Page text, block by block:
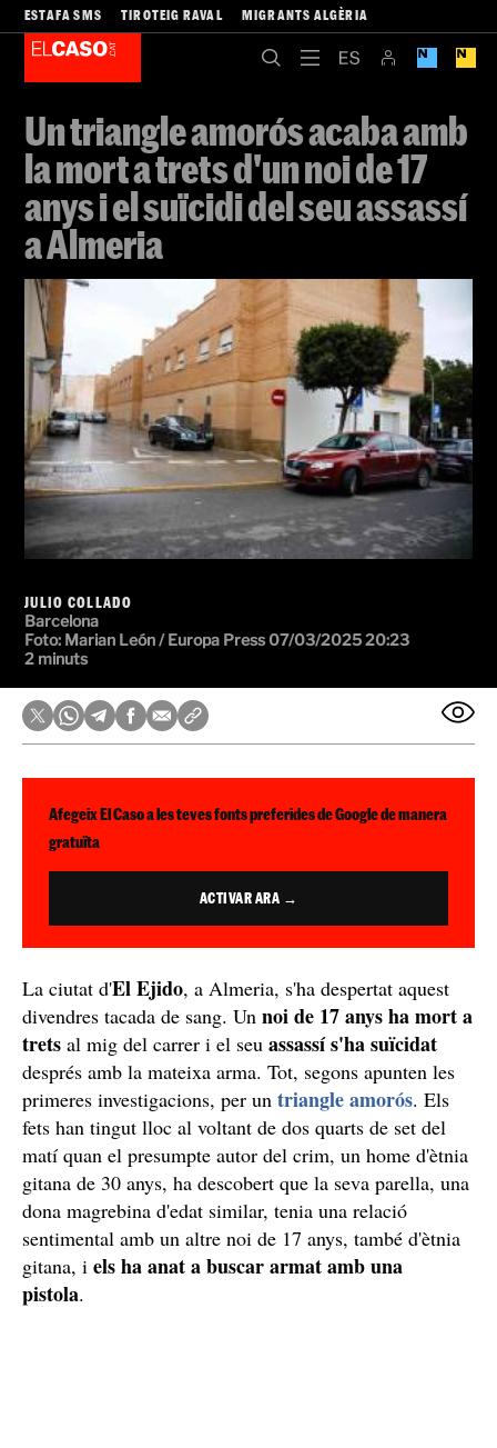
ESTAFA SMS TIROTEIG RAVAL MIGRANTS ALGÈRIA
Un triangle amorós acaba amb
la mort a trets d'un noi de 17
anys i el suïcidi del seu assassí
a Almeria
JULIO COLLADO
Barcelona
Foto: Marian León / Europa Press07/03/2025 20:23
2 minuts
Afegeix El Caso a les teves fonts preferides de Google de manera
gratuïta
ACTIVAR ARA →
La ciutat d'El Ejido, a Almeria, s'ha despertat aquest
divendres tacada de sang. Un noi de 17 anys ha mort a
trets al mig del carrer i el seu assassí s'ha suïcidat
després amb la mateixa arma. Tot, segons apunten les
primeres investigacions, per un triangle amorós. Els
fets han tingut lloc al voltant de dos quarts de set del
matí quan el presumpte autor del crim, un home d'ètnia
gitana de 30 anys, ha descobert que la seva parella, una
dona magrebina d'edat similar, tenia una relació
sentimental amb un altre noi de 17 anys, també d'ètnia
gitana, i els ha anat a buscar armat amb una
pistola.